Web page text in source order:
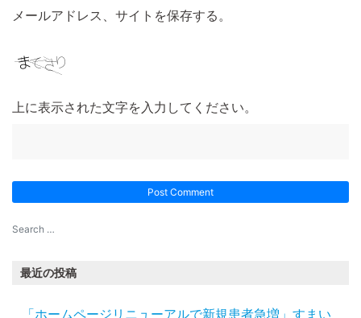
メールアドレス、サイトを保存する。
上に表示された文字を入力してください。
最近の投稿
「ホームページリニューアルで新規患者急増」すまい